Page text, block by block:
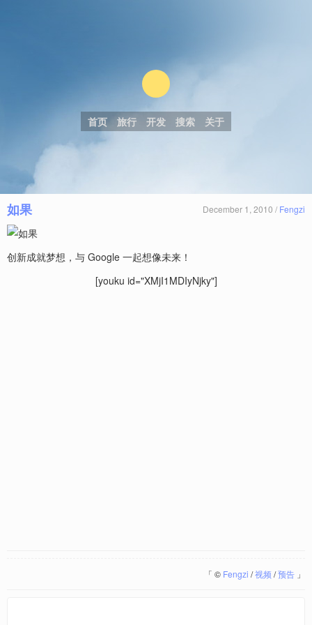
首页 旅行 开发 搜索 关于
如果 December 1, 2010 / Fengzi
创新成就梦想，与 Google 一起想像未来！
[youku id="XMjI1MDIyNjky"]
「 © Fengzi /视频/预告 」